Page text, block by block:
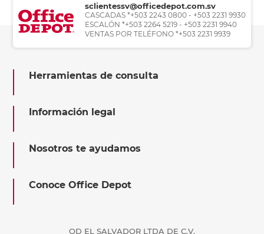
sclientessv@officedepot.com.sv
CASCADAS *+503 2243 0800 - +503 2231 9930
ESCALÓN *+503 2264 5219 - +503 2231 9940
VENTAS POR TELÉFONO *+503 2231 9939
Herramientas de consulta
Información legal
Nosotros te ayudamos
Conoce Office Depot
OD EL SALVADOR LTDA DE C.V.